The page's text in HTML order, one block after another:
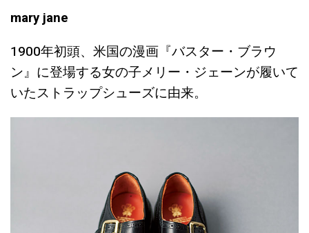
mary jane
1900年初頭、米国の漫画『バスター・ブラウ
ン』に登場する女の子メリー・ジェーンが履いて
いたストラップシューズに由来。